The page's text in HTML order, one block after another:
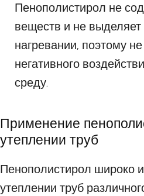
Пенополистирол не
веществ и не
нагревании, поэтому
негативного
среду.
Применение
утеплении труб
Пенополистирол широко
утеплении труб